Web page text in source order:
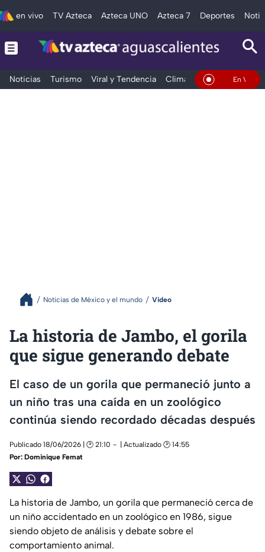
en vivo TV Azteca Azteca UNO Azteca 7 Deportes
Noticias Turismo Viral y Tendencia Clima Deportes En Vivo
Noticias de México y el mundo Video
La historia de Jambo, el gorila
que sigue generando debate
El caso de un gorila que permaneció junto a
un niño tras una caída en un zoológico
continúa siendo recordado décadas después
Publicado 18/06/2026 | 🕑 21:10
| Actualizado 🕑 14:55
Por: Dominique Femat
La historia de Jambo, un gorila que permaneció cerca de
un niño accidentado en un zoológico en 1986, sigue
siendo objeto de análisis y debate sobre el
comportamiento animal.